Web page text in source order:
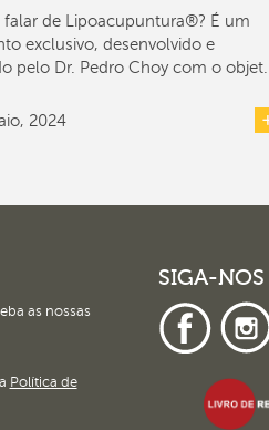
falar de Lipoacupuntura®? É um
exclusivo, desenvolvido e
pelo Dr. Pedro Choy com o objet...
2024
as nossas
Política de
SIGA-NOS